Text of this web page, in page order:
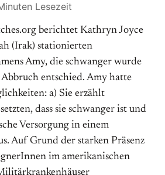
Lesezeit
berichtet Kathryn Joyce
(Irak) stationierten
Amy, die schwanger wurde
entschied. Amy hatte
a) Sie erzählt
dass sie schwanger ist und
Versorgung in einem
Auf Grund der starken Präsenz
im amerikanischen